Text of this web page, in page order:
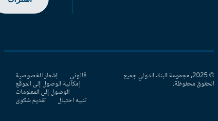
© 2025، مجموعة البنك الدولي جميع
محفوظة.
قانوني إشعار الخصوصية
إمكانية الوصول إلى الموقع
الوصول إلى المعلومات
تنبيه احتيال تقديم شكوى